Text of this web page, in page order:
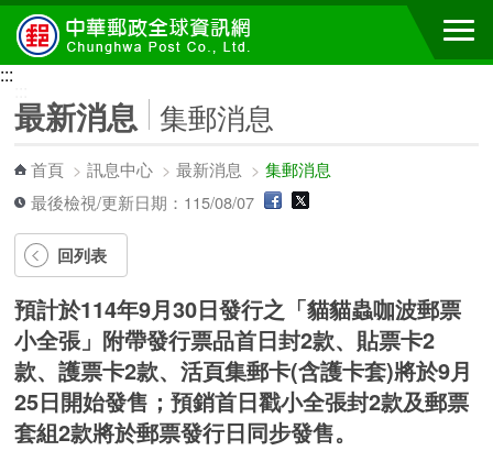
跳到主要內容區塊
:::
最新消息 集郵消息
首頁 >訊息中心 >最新消息 >集郵消息
最後檢視/更新日期：115/08/07
回列表
預計於114年9月30日發行之「貓貓蟲咖波郵票
小全張」附帶發行票品首日封2款、貼票卡2
款、護票卡2款、活頁集郵卡(含護卡套)將於9月
25日開始發售；預銷首日戳小全張封2款及郵票
套組2款將於郵票發行日同步發售。